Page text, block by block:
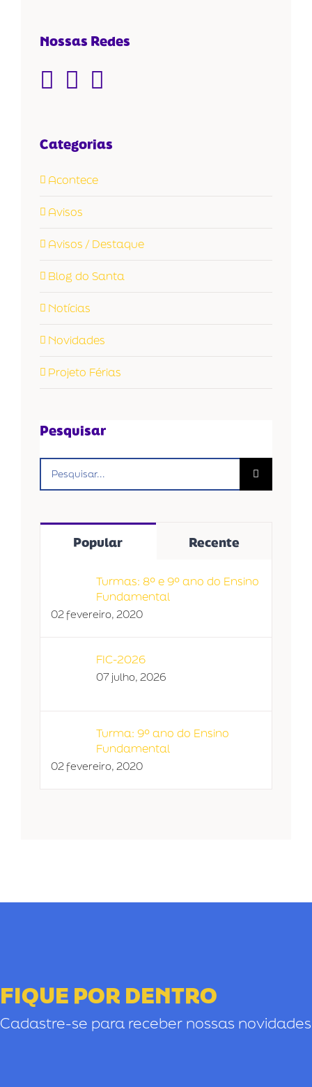
Nossas Redes
Categorias
Acontece
Avisos
Avisos / Destaque
Blog do Santa
Notícias
Novidades
Projeto Férias
Pesquisar
resultados
Popular Recente
Turmas: 8º e 9º ano do Ensino
Fundamental
02 fevereiro, 2020
FIC-2026
07 julho, 2026
Turma: 9º ano do Ensino
Fundamental
02 fevereiro, 2020
FIQUE POR DENTRO
Cadastre-se para receber nossas novidades